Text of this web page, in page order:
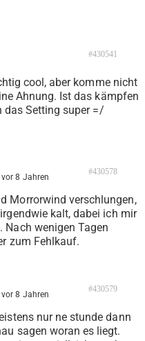
#430541
cool, aber komme nicht
Ahnung. Ist das kämpfen
Setting super =/
vor 8 Jahren
#430578
Morrorwind verschlungen,
kalt, dabei ich mir
wenigen Tagen
zum Fehlkauf.
vor 8 Jahren
#430579
nur ne stunde dann
sagen woran es liegt.